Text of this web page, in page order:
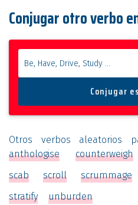
Conjugar otro verbo
Otros verbos aleatorios
anthologise
counterweigh
scab
scroll scrummage
stratify
unburden